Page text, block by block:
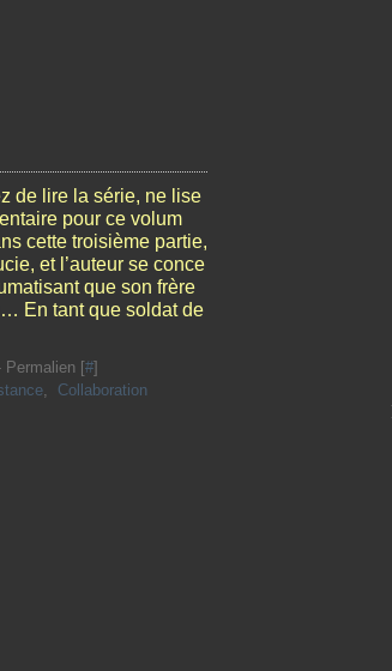
de lire la série, ne lise
pour ce volum
cette troisième partie,
et l’auteur se conce
que son frère
En tant que soldat de
Permalien [#]
, Collaboration